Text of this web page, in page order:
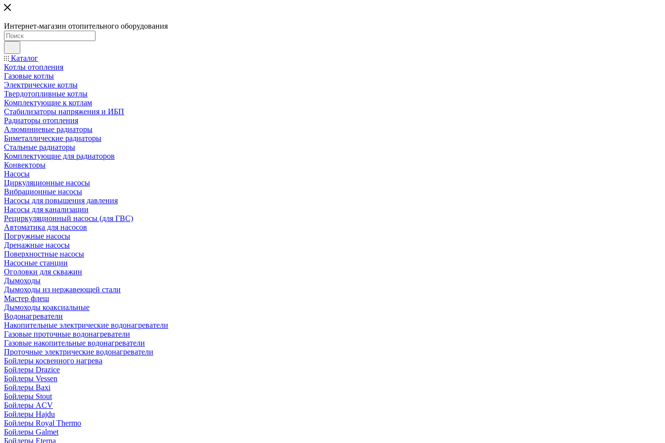
Интернет-магазин отопительного оборудования
Каталог
Котлы отопления
Газовые котлы
Электрические котлы
Твердотопливные котлы
Комплектующие к котлам
Стабилизаторы напряжения и ИБП
Радиаторы отопления
Алюминиевые радиаторы
Биметаллические радиаторы
Стальные радиаторы
Комплектующие для радиаторов
Конвекторы
Насосы
Циркуляционные насосы
Вибрационные насосы
Насосы для повышения давления
Насосы для канализации
Рециркуляционный насосы (для ГВС)
Автоматика для насосов
Погружные насосы
Дренажные насосы
Поверхностные насосы
Насосные станции
Оголовки для скважин
Дымоходы
Дымоходы из нержавеющей стали
Мастер флеш
Дымоходы коаксиальные
Водонагреватели
Накопительные электрические водонагреватели
Газовые проточные водонагреватели
Газовые накопительные водонагреватели
Проточные электрические водонагреватели
Бойлеры косвенного нагрева
Бойлеры Drazice
Бойлеры Vessen
Бойлеры Baxi
Бойлеры Stout
Бойлеры ACV
Бойлеры Hajdu
Бойлеры Royal Thermo
Бойлеры Galmet
Бойлеры Eterna